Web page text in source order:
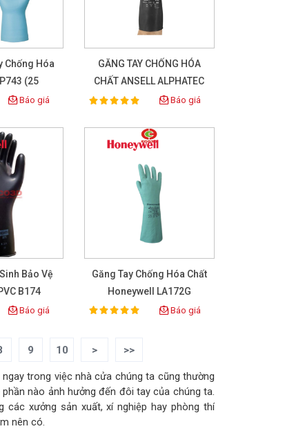
Chống Hóa
(25
Báo giá
GĂNG TAY CHỐNG HÓA
CHẤT ANSELL ALPHATEC
87-118
Rating:
100% Báo giá
Bảo Vệ
B174
Báo giá
Găng Tay Chống Hóa Chất
Honeywell LA172G
Rating:
100% Báo giá
9 10 > >>
trong việc nhà cửa chúng ta cũng thường
nào ảnh hưởng đến đôi tay của chúng ta.
xưởng sản xuất, xí nghiệp hay phòng thí
nên có.